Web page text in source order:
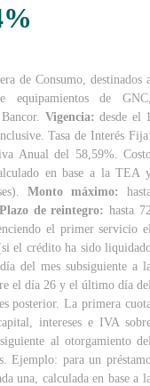
de Consumo, destinados
equipamientos de
Vigencia:desde el
Tasa de Interés
Anual del 58,59%.
en base a la TEA
Monto máximo:
Plazo de reintegro: hasta
el primer servicio
el crédito ha sido
del mes subsiguiente a
el día 26 y el último día
posterior. La primera
intereses e IVA
al otorgamiento
Ejemplo: para un
una, calculada en base a